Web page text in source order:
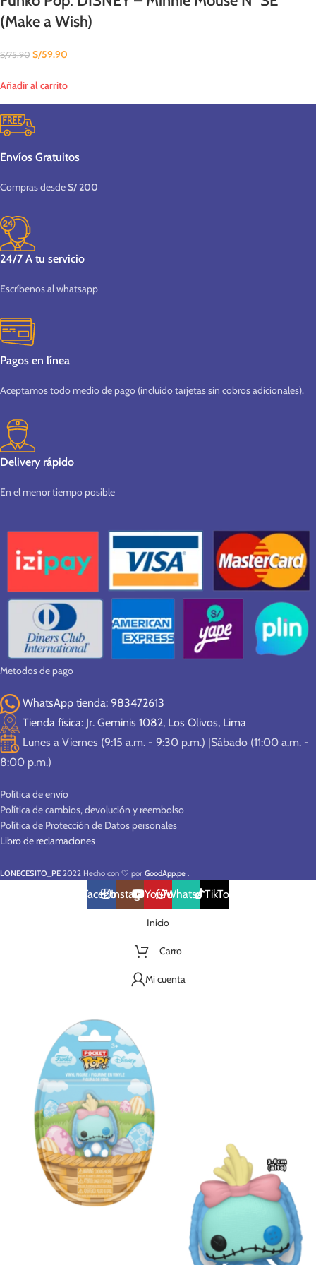
(Make a Wish)
S/75.90 S/59.90
Añadir al carrito
Envíos Gratuitos
Compras desdeS/ 200
24/7 A tu servicio
Escríbenos al whatsapp
Pagos en línea
Aceptamos todo medio de pago (incluido tarjetas sin cobros adicionales).
Delivery rápido
En el menor tiempo posible
Metodos de pago
WhatsApp tienda: 983472613
Tienda física: Jr. Geminis 1082, Los Olivos, Lima
Lunes a Viernes (9:15 a.m. - 9:30 p.m.) |Sábado (11:00 a.m. -
8:00 p.m.)
Política de envío
Política de cambios, devolución y reembolso
Política de Protección de Datos personales
Libro de reclamaciones
LONECESITO_PE 2022 Hecho con 🤍 por GoodApp.pe .
FacebookInstagramYouTubeWhatsAppTikTok
Inicio
Carro
Mi cuenta